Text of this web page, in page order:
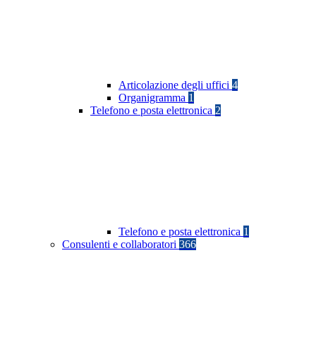
Articolazione degli uffici 4
Organigramma 1
Telefono e posta elettronica 2
Telefono e posta elettronica 1
Consulenti e collaboratori 366